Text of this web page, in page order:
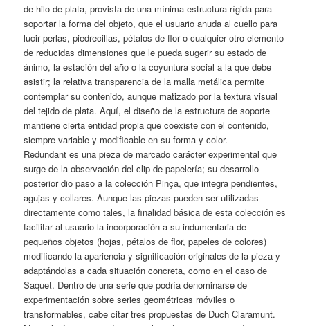
de hilo de plata, provista de una mínima estructura rígida para
soportar la forma del objeto, que el usuario anuda al cuello para
lucir perlas, piedrecillas, pétalos de flor o cualquier otro elemento
de reducidas dimensiones que le pueda sugerir su estado de
ánimo, la estación del año o la coyuntura social a la que debe
asistir; la relativa transparencia de la malla metálica permite
contemplar su contenido, aunque matizado por la textura visual
del tejido de plata. Aquí, el diseño de la estructura de soporte
mantiene cierta entidad propia que coexiste con el contenido,
siempre variable y modificable en su forma y color.
Redundant es una pieza de marcado carácter experimental que
surge de la observación del clip de papelería; su desarrollo
posterior dio paso a la colección Pinça, que integra pendientes,
agujas y collares. Aunque las piezas pueden ser utilizadas
directamente como tales, la finalidad básica de esta colección es
facilitar al usuario la incorporación a su indumentaria de
pequeños objetos (hojas, pétalos de flor, papeles de colores)
modificando la apariencia y significación originales de la pieza y
adaptándolas a cada situación concreta, como en el caso de
Saquet. Dentro de una serie que podría denominarse de
experimentación sobre series geométricas móviles o
transformables, cabe citar tres propuestas de Duch Claramunt.